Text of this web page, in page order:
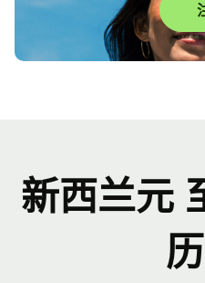
新西兰元